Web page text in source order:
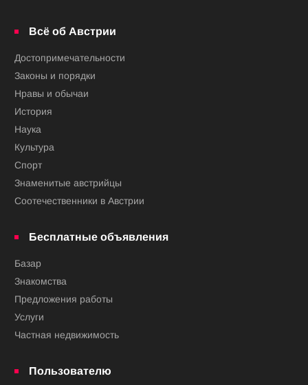
Всё об Австрии
Достопримечательности
Законы и порядки
Нравы и обычаи
История
Наука
Культура
Спорт
Знаменитые австрийцы
Соотечественники в Австрии
Бесплатные объявления
Базар
Знакомства
Предложения работы
Услуги
Частная недвижимость
Пользователю